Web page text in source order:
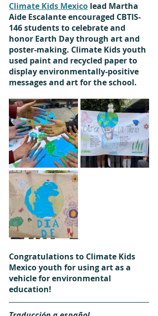
Climate Kids Mexico lead Martha
Aide Escalante encouraged CBTIS-
146 students to celebrate and
honor Earth Day through art and
poster-making. Climate Kids youth
used paint and recycled paper to
display environmentally-positive
messages and art for the school.
Congratulations to Climate Kids
Mexico youth for using art as a
vehicle for environmental
education!